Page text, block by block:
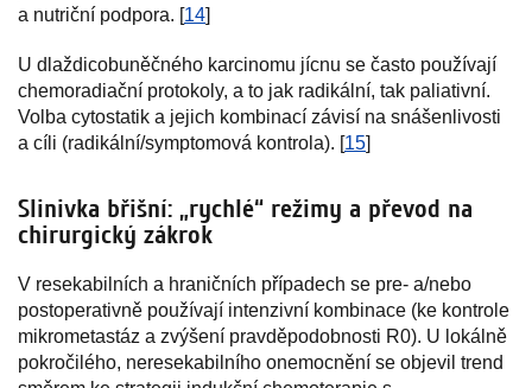
a nutriční podpora. [14]
U dlaždicobuněčného karcinomu jícnu se často používají
chemoradiační protokoly, a to jak radikální, tak paliativní.
Volba cytostatik a jejich kombinací závisí na snášenlivosti
a cíli (radikální/symptomová kontrola). [15]
Slinivka břišní: „rychlé“ režimy a převod na
chirurgický zákrok
V resekabilních a hraničních případech se pre- a/nebo
postoperativně používají intenzivní kombinace (ke kontrole
mikrometastáz a zvýšení pravděpodobnosti R0). U lokálně
pokročilého, neresekabilního onemocnění se objevil trend